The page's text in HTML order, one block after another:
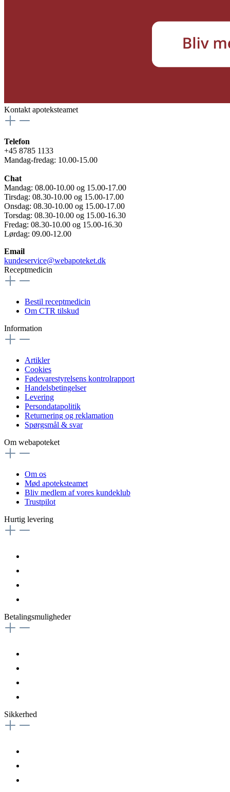
Kontakt apoteksteamet
Telefon
+45 8785 1133
Mandag-fredag: 10.00-15.00
Chat
Mandag: 08.00-10.00 og 15.00-17.00
Tirsdag: 08.30-10.00 og 15.00-17.00
Onsdag: 08.30-10.00 og 15.00-17.00
Torsdag: 08.30-10.00 og 15.00-16.30
Fredag: 08.30-10.00 og 15.00-16.30
Lørdag: 09.00-12.00
Email
kundeservice@webapoteket.dk
Receptmedicin
Bestil receptmedicin
Om CTR tilskud
Information
Artikler
Cookies
Fødevarestyrelsens kontrolrapport
Handelsbetingelser
Levering
Persondatapolitik
Returnering og reklamation
Spørgsmål & svar
Om webapoteket
Om os
Mød apoteksteamet
Bliv medlem af vores kundeklub
Trustpilot
Hurtig levering
Betalingsmuligheder
Sikkerhed